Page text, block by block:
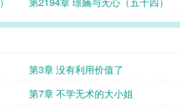
第3章 没有利用价值了
第7章 不学无术的大小姐